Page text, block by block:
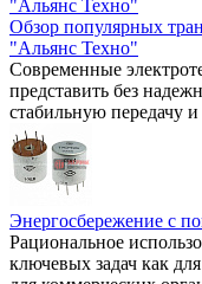
Обзор популярных
"Альянс Техно"
Современные
представить без
стабильную передачу
Энергосбережение с
Рациональное
ключевых задач как